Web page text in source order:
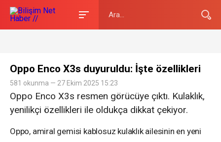
Oppo Enco X3s duyuruldu: İşte özellikleri
581 okunma — 27 Ekim 2025 15:23
Oppo Enco X3s resmen görücüye çıktı. Kulaklık,
yenilikçi özellikleri ile oldukça dikkat çekiyor.
Oppo, amiral gemisi kablosuz kulaklık ailesinin en yeni